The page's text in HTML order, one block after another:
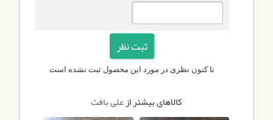
تا کنون نظری در مورد این محصول ثبت نشده است
کالاهای بیشتر ازعلی بافت